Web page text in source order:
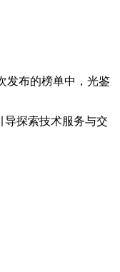
发布的榜单中，光鉴
导探索技术服务与交